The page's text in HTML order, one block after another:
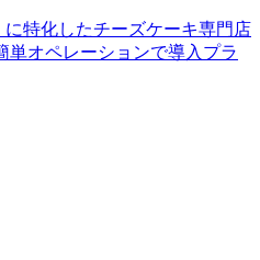
特化したチーズケーキ専門店
単オペレーションで導入プラ